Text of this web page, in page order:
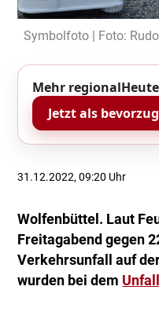
Symbolfoto | Foto:
Mehr
Jetzt als
31.12.2022, 09:20 Uhr
Wolfenbüttel. Laut
Freitagabend gegen
Verkehrsunfall auf
wurden bei dem Unfall